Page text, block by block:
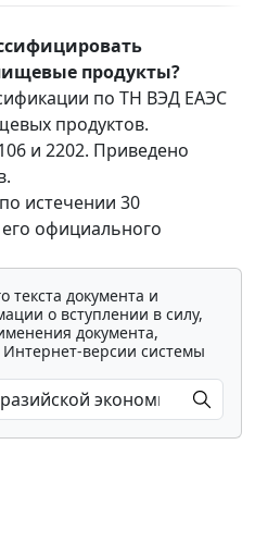
продукты?
по ТН ВЭД ЕАЭС
продуктов.
и 2202. Приведено
истечении 30
официального
текста документа и
о вступлении в силу,
документа,
Интернет-версии системы